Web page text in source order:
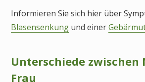
Informieren Sie sich hier über
Blasensenkung und einer
Unterschiede zwischen
Frau